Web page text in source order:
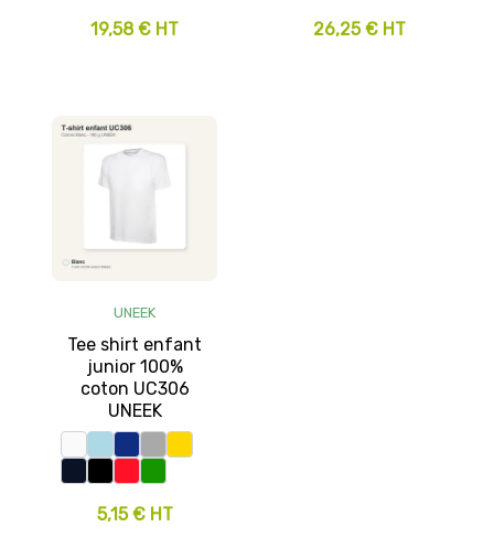
19,58 € HT 26,25 € HT
UNEEK
Tee shirt enfant
junior 100%
coton UC306
UNEEK
5,15 € HT